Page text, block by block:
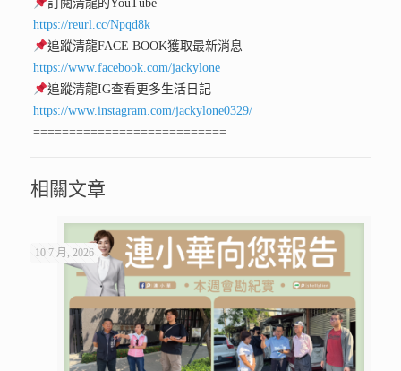
訂閱清龍的YouTube
https://reurl.cc/Npqd8k
追蹤清龍FACE BOOK獲取最新消息
https://www.facebook.com/jackylone
追蹤清龍IG查看更多生活日記
https://www.instagram.com/jackylone0329/
===========================
相關文章
10 7 月, 2026